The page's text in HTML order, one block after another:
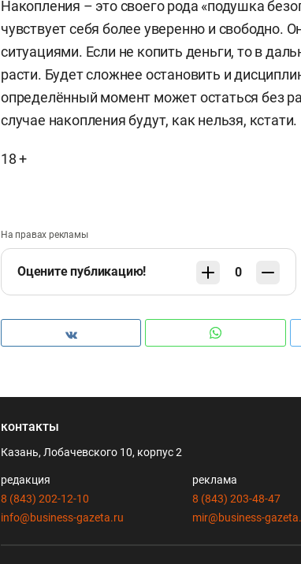
Накопления – это своего рода «подушка
чувствует себя более уверенно и свободно.
ситуациями. Если не копить деньги, то в
расти. Будет сложнее остановить и
определённый момент может остаться без
случае накопления будут, как нельзя, кстати.
18 +
На правах рекламы
Оцените публикацию! 0
контакты
Казань, Лобачевского 10, корпус 2
редакция
8 (843) 202-12-10
info@business-gazeta.ru
реклама
8 (843) 203-48-47
mir@business-